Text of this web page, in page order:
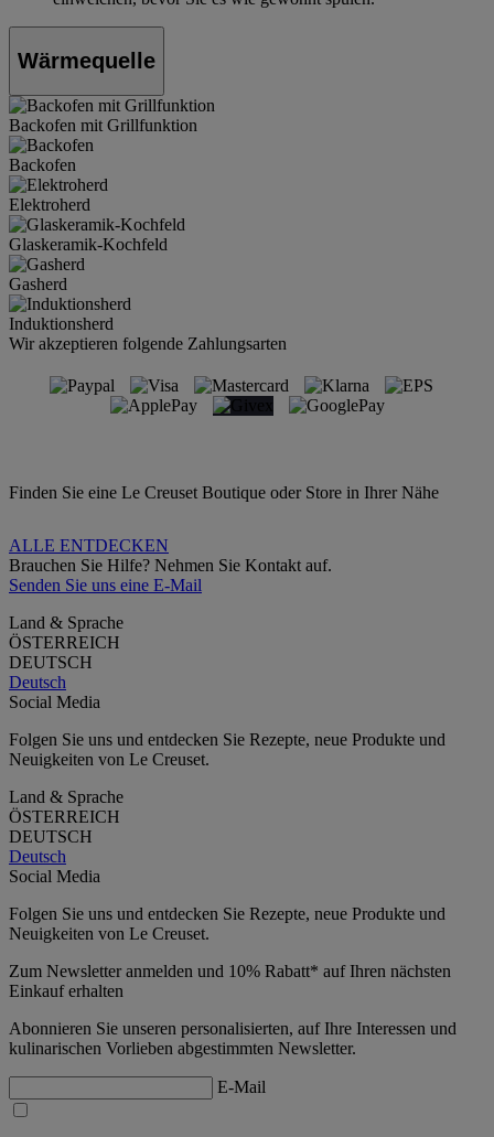
Wärmequelle
Backofen mit Grillfunktion
Backofen
Elektroherd
Glaskeramik-Kochfeld
Gasherd
Induktionsherd
Wir akzeptieren folgende Zahlungsarten
Finden Sie eine Le Creuset Boutique oder Store in Ihrer Nähe
ALLE ENTDECKEN
Brauchen Sie Hilfe? Nehmen Sie Kontakt auf.
Senden Sie uns eine E-Mail
Land & Sprache
ÖSTERREICH
DEUTSCH
Deutsch
Social Media
Folgen Sie uns und entdecken Sie Rezepte, neue Produkte und
Neuigkeiten von Le Creuset.
Land & Sprache
ÖSTERREICH
DEUTSCH
Deutsch
Social Media
Folgen Sie uns und entdecken Sie Rezepte, neue Produkte und
Neuigkeiten von Le Creuset.
Zum Newsletter anmelden und 10% Rabatt* auf Ihren nächsten
Einkauf erhalten
Abonnieren Sie unseren personalisierten, auf Ihre Interessen und
kulinarischen Vorlieben abgestimmten Newsletter.
E-Mail